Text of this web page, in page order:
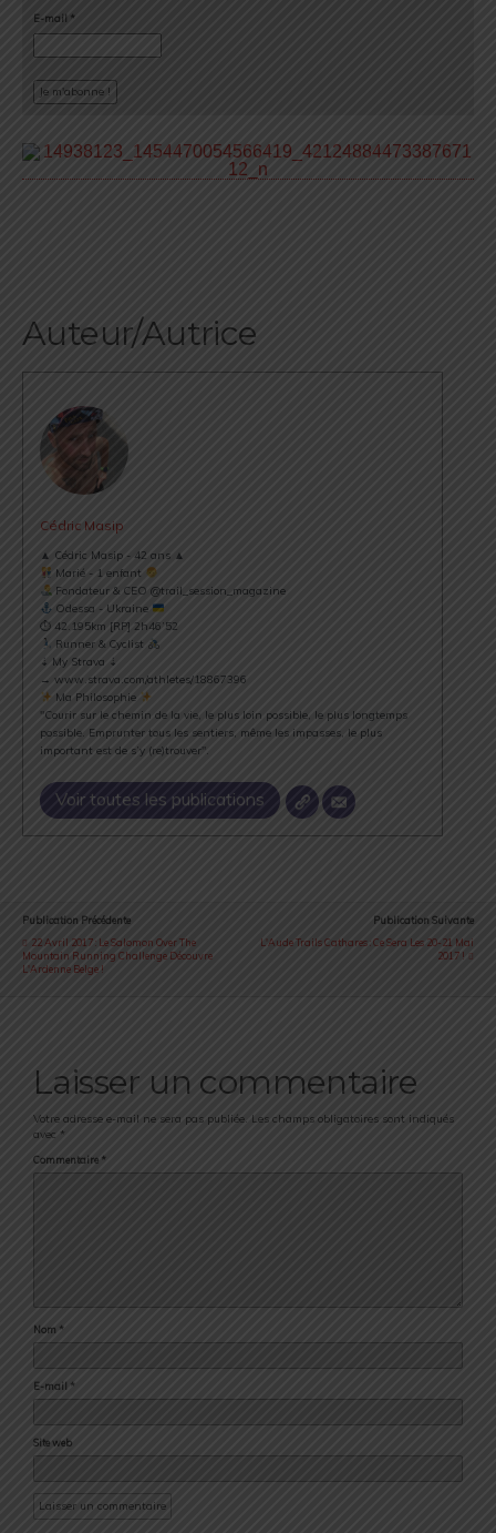
E-mail *
Auteur/Autrice
Cédric Masip
▲ Cédric Masip - 42 ans ▲
Marié - 1 enfant
Fondateur & CEO @trail_session_magazine
Odessa - Ukraine
⏱ 42.195km [RP] 2h46’52
Runner & Cyclist
⇣ My Strava ⇣
→ www.strava.com/athletes/18867396
Ma Philosophie
"Courir sur le chemin de la vie, le plus loin possible, le plus longtemps
possible. Emprunter tous les sentiers, même les impasses, le plus
important est de s’y (re)trouver".
Voir toutes les publications
Publication Précédente
22 Avril 2017 : Le Salomon Over The
Mountain Running Challenge Découvre
L'Ardenne Belge !
Publication Suivante
L'Aude Trails Cathares : Ce Sera Les 20-21 Mai
2017 !
Laisser un commentaire
Votre adresse e-mail ne sera pas publiée. Les champs obligatoires sont indiqués
avec *
Commentaire *
Nom *
E-mail *
Site web